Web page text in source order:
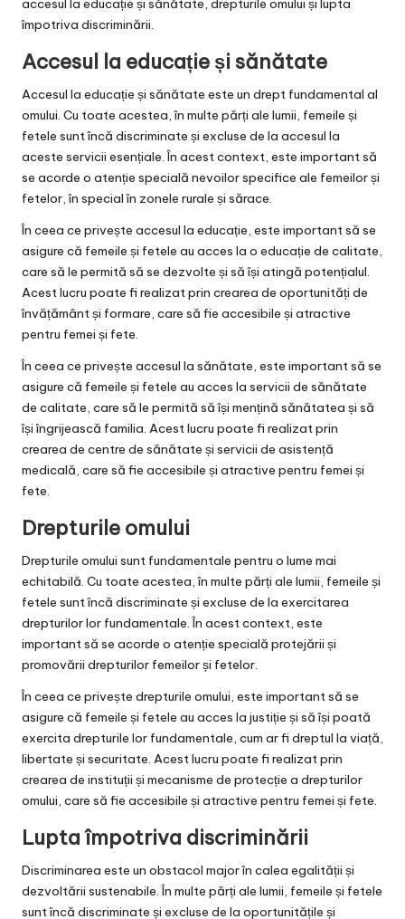
împotriva discriminării.
Accesul la educație și sănătate
Accesul la educație și sănătate este un drept fundamental al
omului. Cu toate acestea, în multe părți ale lumii, femeile și
fetele sunt încă discriminate și excluse de la accesul la
aceste servicii esențiale. În acest context, este important să
se acorde o atenție specială nevoilor specifice ale femeilor și
fetelor, în special în zonele rurale și sărace.
În ceea ce privește accesul la educație, este important să se
asigure că femeile și fetele au acces la o educație de calitate,
care să le permită să se dezvolte și să își atingă potențialul.
Acest lucru poate fi realizat prin crearea de oportunități de
învățământ și formare, care să fie accesibile și atractive
pentru femei și fete.
În ceea ce privește accesul la sănătate, este important să se
asigure că femeile și fetele au acces la servicii de sănătate
de calitate, care să le permită să își mențină sănătatea și să
își îngrijească familia. Acest lucru poate fi realizat prin
crearea de centre de sănătate și servicii de asistență
medicală, care să fie accesibile și atractive pentru femei și
fete.
Drepturile omului
Drepturile omului sunt fundamentale pentru o lume mai
echitabilă. Cu toate acestea, în multe părți ale lumii, femeile și
fetele sunt încă discriminate și excluse de la exercitarea
drepturilor lor fundamentale. În acest context, este
important să se acorde o atenție specială protejării și
promovării drepturilor femeilor și fetelor.
În ceea ce privește drepturile omului, este important să se
asigure că femeile și fetele au acces la justiție și să își poată
exercita drepturile lor fundamentale, cum ar fi dreptul la viață,
libertate și securitate. Acest lucru poate fi realizat prin
crearea de instituții și mecanisme de protecție a drepturilor
omului, care să fie accesibile și atractive pentru femei și fete.
Lupta împotriva discriminării
Discriminarea este un obstacol major în calea egalității și
dezvoltării sustenabile. În multe părți ale lumii, femeile și fetele
sunt încă discriminate și excluse de la oportunitățile și